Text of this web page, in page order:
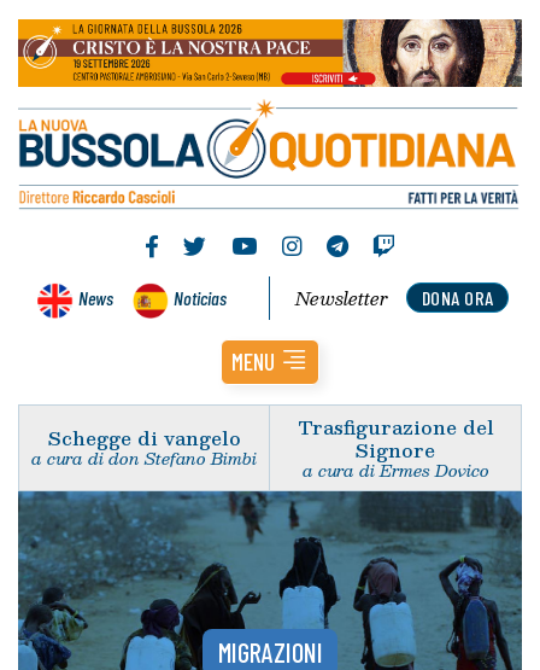
News Noticias DONA ORA
Newsletter
MENU
Schegge di vangelo
a cura di don Stefano Bimbi
Trasfigurazione del
Signore
a cura di Ermes Dovico
MIGRAZIONI